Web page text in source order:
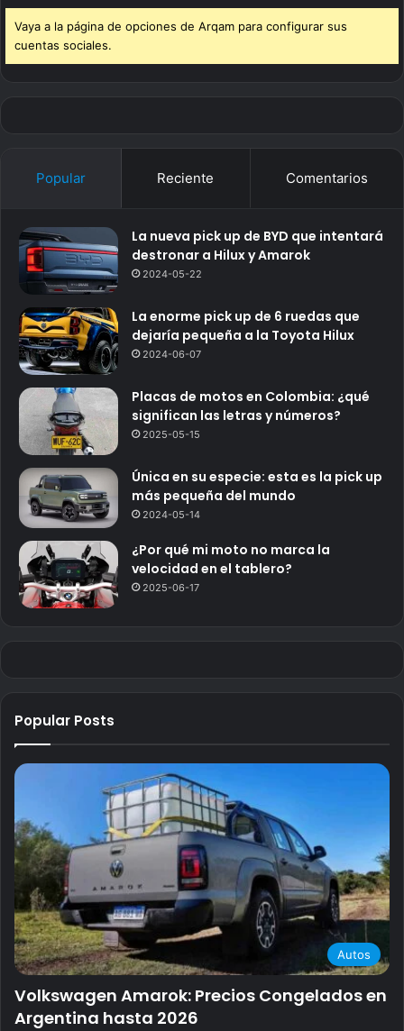
Vaya a la página de opciones de Arqam para configurar sus
cuentas sociales.
Popular Reciente Comentarios
La nueva pick up de BYD que intentará
destronar a Hilux y Amarok
2024-05-22
La enorme pick up de 6 ruedas que
dejaría pequeña a la Toyota Hilux
2024-06-07
Placas de motos en Colombia: ¿qué
significan las letras y números?
2025-05-15
Única en su especie: esta es la pick up
más pequeña del mundo
2024-05-14
¿Por qué mi moto no marca la
velocidad en el tablero?
2025-06-17
Popular Posts
Autos
Volkswagen Amarok: Precios Congelados en
Argentina hasta 2026